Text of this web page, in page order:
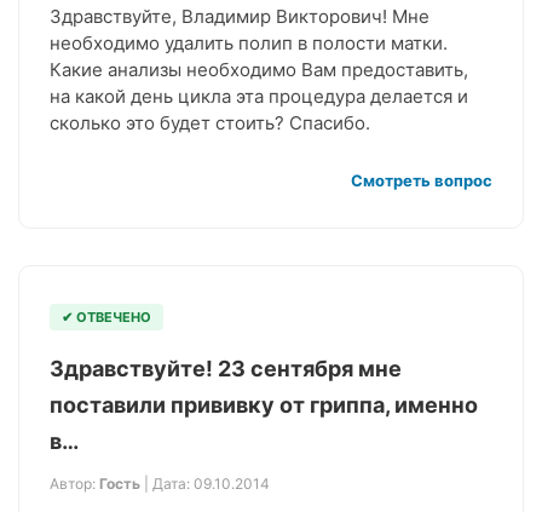
Здравствуйте, Владимир Викторович! Мне
необходимо удалить полип в полости матки.
Какие анализы необходимо Вам предоставить,
на какой день цикла эта процедура делается и
сколько это будет стоить? Спасибо.
Смотреть вопрос
✔ ОТВЕЧЕНО
Здравствуйте! 23 сентября мне
поставили прививку от гриппа, именно
в…
Автор: Гость | Дата: 09.10.2014